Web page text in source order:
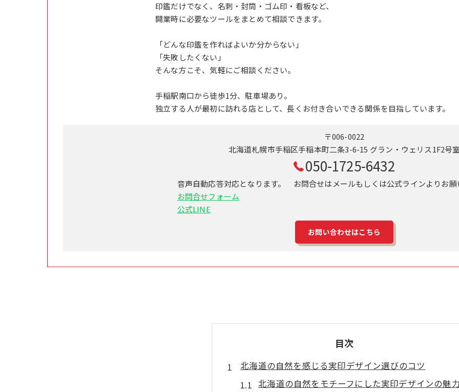
印鑑だけでなく、名刺・封筒・ゴム印・看板など、
開業時に必要なツールをまとめて相談できます。
「どんな印鑑を作ればよいか分からない」
「失敗したくない」
そんな方こそ、気軽にご相談ください。
手稲駅南口から徒歩1分、駐車場あり。
独立する人が最初に訪れる店として、長くお付き合いできる関係を目指しています。
〒006-0022
北海道札幌市手稲区手稲本町二条3-6-15 グラン・ウェリス1F2号室
050-1725-6432
音声自動応答対応となります。 お問合せはメールもしくは公式ラインよりお願
お問合せフォーム
公式LINE
お問い合わせはこちら
目次
北海道の自然を感じる実印デザイン選びのコツ
北海道の自然をモチーフにした実印デザインの魅力